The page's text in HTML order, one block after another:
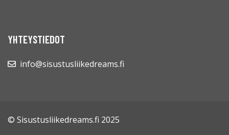
YHTEYSTIEDOT
info@sisustusliikedreams.fi
© Sisustusliikedreams.fi 2025